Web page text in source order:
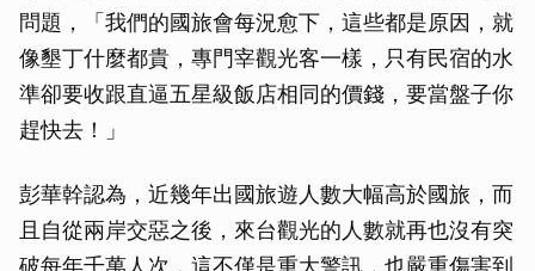
問題，「我們的國旅會每況愈下，這些都是原因，就
像墾丁什麼都貴，專門宰觀光客一樣，只有民宿的水
準卻要收跟直逼五星級飯店相同的價錢，要當盤子你
趕快去！」
彭華幹認為，近幾年出國旅遊人數大幅高於國旅，而
且自從兩岸交惡之後，來台觀光的人數就再也沒有突
破每年千萬人次，這不僅是重大警訊，也嚴重傷害到